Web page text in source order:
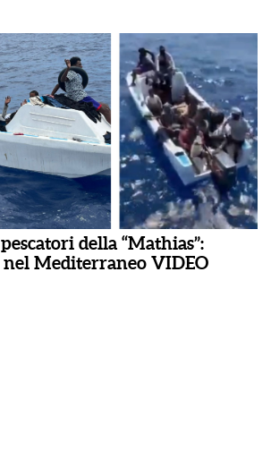
della “Mathias”:
nel Mediterraneo VIDEO